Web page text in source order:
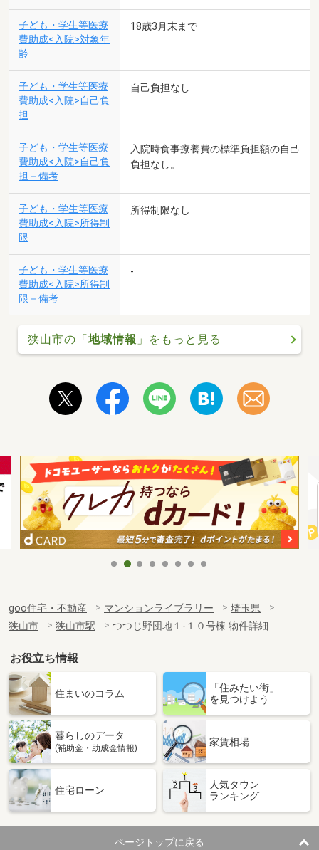
子ども・学生等医療
費助成<入院>対象年
齢
18歳3月末まで
子ども・学生等医療
費助成<入院>自己負
担
自己負担なし
子ども・学生等医療
費助成<入院>自己負
担－備考
入院時食事療養費の標準負担額の自己
負担なし。
子ども・学生等医療
費助成<入院>所得制
限
所得制限なし
子ども・学生等医療
費助成<入院>所得制
限－備考
-
狭山市の「地域情報 」をもっと見る
goo住宅・不動産 マンションライブラリー
埼玉県
狭山市
狭山市駅 つつじ野団地１-１０号棟 物件詳細
お役立ち情報
住まいのコラム
「住みたい街」
を見つけよう
暮らしのデータ
(補助金・助成金情報)
家賃相場
住宅ローン
人気タウン
ランキング
ページトップに戻る